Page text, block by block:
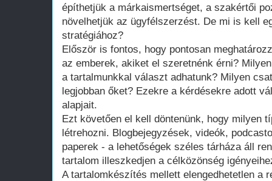
építhetjük a márkaismertséget, a szakértői
növelhetjük az ügyfélszerzést. De mi is kell
stratégiához?
Először is fontos, hogy pontosan
az emberek, akiket el szeretnénk érni?
a tartalmunkkal választ adhatunk? Milyen
legjobban őket? Ezekre a kérdésekre adott
alapjait.
Ezt követően el kell döntenünk, hogy milyen
létrehozni. Blogbejegyzések, videók,
paperek - a lehetőségek széles tárháza áll
tartalom illeszkedjen a célközönség
A tartalomkészítés mellett elengedhetetlen a